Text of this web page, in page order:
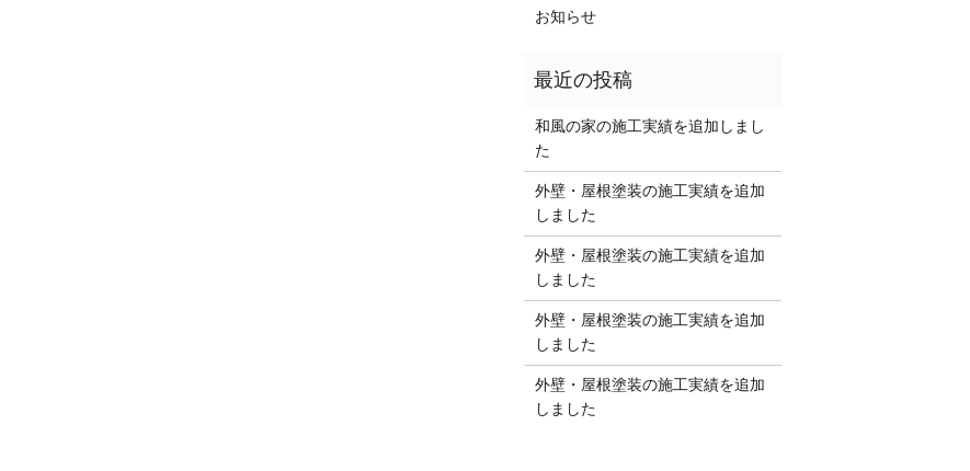
お知らせ
和風の家の施工実績を追加しまし
た
外壁・屋根塗装の施工実績を追加
しました
外壁・屋根塗装の施工実績を追加
しました
外壁・屋根塗装の施工実績を追加
しました
外壁・屋根塗装の施工実績を追加
しました